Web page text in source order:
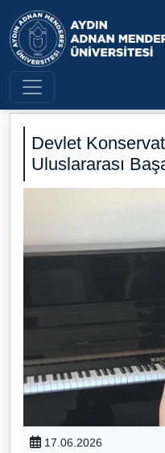
Aydın Adnan
Devlet
Uluslararası
17.06.2026